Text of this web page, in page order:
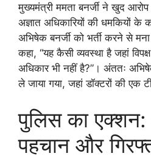
मुख्यमंत्री ममता बनर्जी ने खुद
अज्ञात अधिकारियों की धमकियों के
अभिषेक बनर्जी को भर्ती करने से
कहा, “यह कैसी व्यवस्था है जहां
अधिकार भी नहीं है?”। अंततः
ले जाया गया, जहां डॉक्टरों की एक
पुलिस का एक्शन:
पहचान और